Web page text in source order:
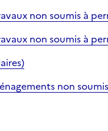
non soumis à
non soumis à
non